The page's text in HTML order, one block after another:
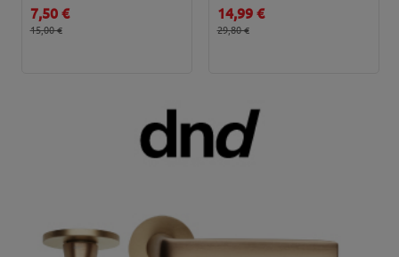
7,50 €
15,00 €
14,99 €
29,80 €